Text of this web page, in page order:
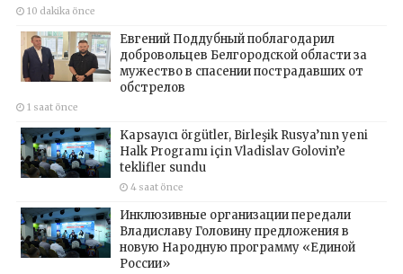
10 dakika önce
Евгений Поддубный поблагодарил
добровольцев Белгородской области за
мужество в спасении пострадавших от
обстрелов
1 saat önce
Kapsayıcı örgütler, Birleşik Rusya’nın yeni
Halk Programı için Vladislav Golovin’e
teklifler sundu
4 saat önce
Инклюзивные организации передали
Владиславу Головину предложения в
новую Народную программу «Единой
России»